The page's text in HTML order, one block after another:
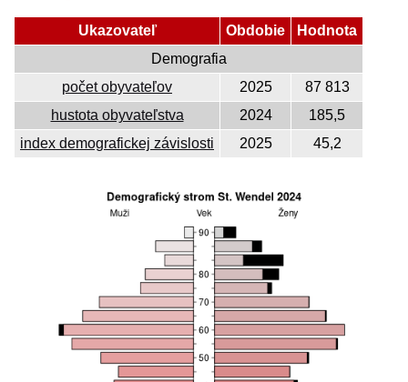
Ukazovateľ Obdobie
Hodnota
Demografia
počet obyvateľov
2025
87 813
hustota obyvateľstva
2024
185,5
index demografickej závislosti
2025 45,2